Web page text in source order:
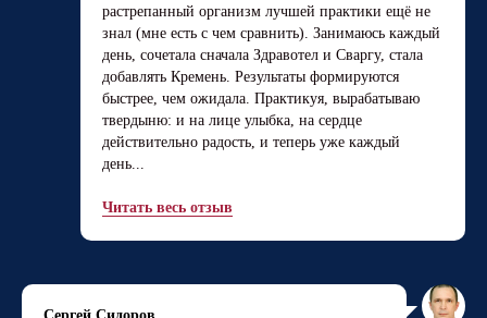
растрепанный организм лучшей практики ещё не
знал (мне есть с чем сравнить). Занимаюсь каждый
день, сочетала сначала Здравотел и Сваргу, стала
добавлять Кремень. Результаты формируются
быстрее, чем ожидала. Практикуя, вырабатываю
твердыню: и на лице улыбка, на сердце
действительно радость, и теперь уже каждый
день...
Читать весь отзыв